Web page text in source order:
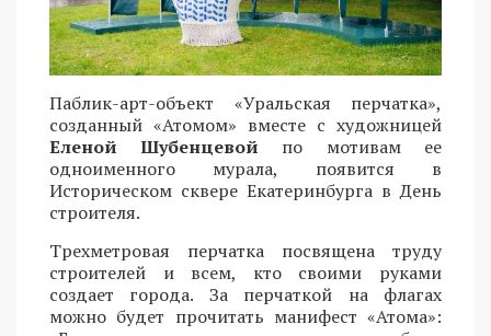
Паблик-арт-объект «Уральская перчатка»,
созданный «Атомом» вместе с художницей
Еленой Шубенцевой по мотивам ее
одноименного мурала, появится в
Историческом сквере Екатеринбурга в День
строителя.
Трехметровая перчатка посвящена труду
строителей и всем, кто своими руками
создает города. За перчаткой на флагах
можно будет прочитать манифест «Атома»: